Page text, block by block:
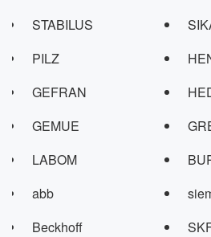
STABILUS
PILZ
GEFRAN
GEMUE
LABOM
abb
Beckhoff